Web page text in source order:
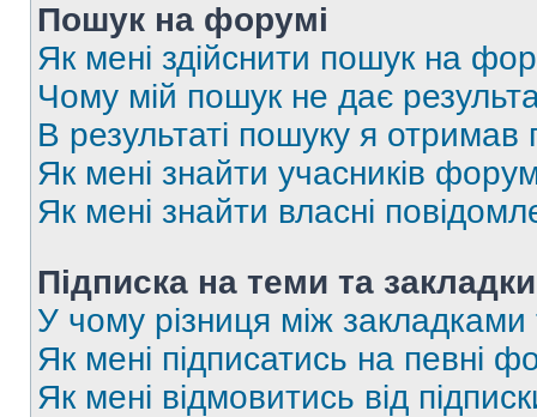
Пошук на форумі
Як мені здійснити пошук на
Чому мій пошук не дає
В результаті пошуку я отримав
Як мені знайти учасників
Як мені знайти власні
Підписка на теми та закладки
У чому різниця між закладками
Як мені підписатись на певні
Як мені відмовитись від